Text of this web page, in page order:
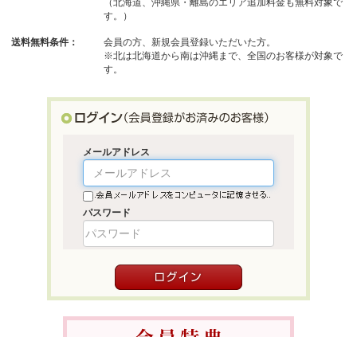
（北海道、沖縄県・離島のエリア追加料金も無料対象で
す。）
送料無料条件：
会員の方、新規会員登録いただいた方。
※北は北海道から南は沖縄まで、全国のお客様が対象で
す。
メールアドレス
パスワード